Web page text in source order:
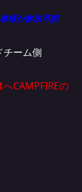
様が参加可能
チーム側
CAMPFIREの